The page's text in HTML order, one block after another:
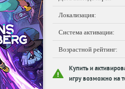
Локализация:
Система активации:
Возрастной рейтинг:
Купить и
игру возможно на